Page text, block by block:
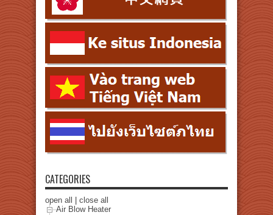
CATEGORIES
open all
close all
Air Blow Heater